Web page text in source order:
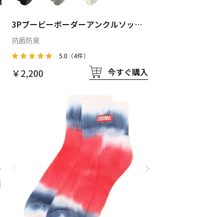
3Pブービーボーダーアンクルソック
ス
抗菌防臭
5.0 （4件）
￥2,200 今すぐ購入